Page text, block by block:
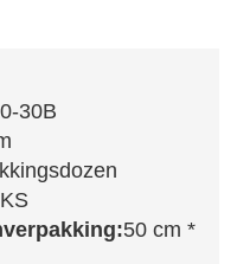
30B
50 cm *